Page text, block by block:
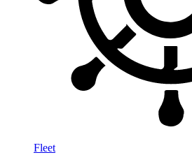
Fleet